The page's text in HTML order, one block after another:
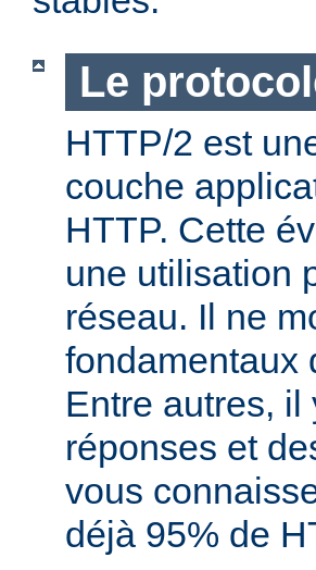
Le
HTTP/2 est
couche
HTTP. Cette
une utilisation
réseau. Il ne
fondamentaux
Entre autres,
réponses et
vous
déjà 95% de